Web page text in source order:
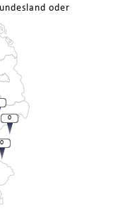
oder
0
0